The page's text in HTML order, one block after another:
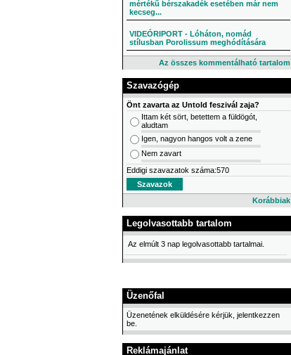
mértékű bérszakadék esetében már nem
kecseg...
VIDEÓRIPORT - Lóháton, nomád
stílusban Porolissum meghódítására
Az összes kommentálható tartalom
Szavazógép
Önt zavarta az Untold feszivál zaja?
Ittam két sört, betettem a füldögót,
aludtam
Igen, nagyon hangos volt a zene
Nem zavart
Eddigi szavazatok száma:570
Korábbiak
Legolvasottabb tartalom
Az elmúlt 3 nap legolvasottabb tartalmai.
Üzenőfal
Üzenetének elküldésére kérjük, jelentkezzen
be.
Reklámajánlat